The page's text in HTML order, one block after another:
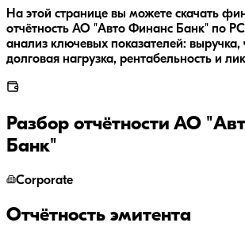
На этой странице вы можете скачать
отчётность АО "Авто Финанс Банк" по
анализ ключевых показателей: выручка,
долговая нагрузка, рентабельность и
Разбор отчётности АО
Банк"
Corporate
Отчётность эмитента